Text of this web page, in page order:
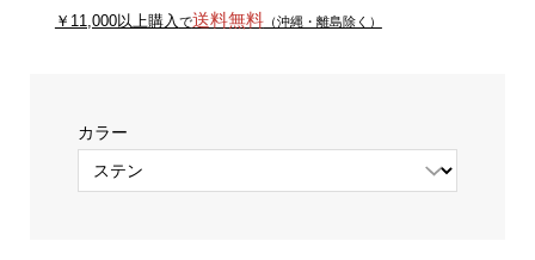
￥11,000以上購入 で送料無料（沖縄・離島除く）
カラー